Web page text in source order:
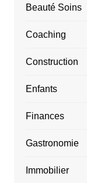
Beauté Soins
Coaching
Construction
Enfants
Finances
Gastronomie
Immobilier